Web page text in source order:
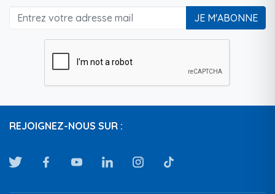
JE M'ABONNE
REJOIGNEZ-NOUS SUR :